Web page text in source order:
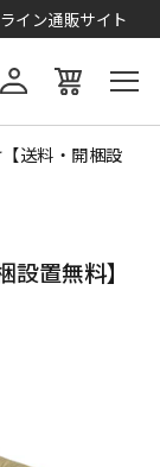
イン通販サイト
送料・開梱設
置無料】